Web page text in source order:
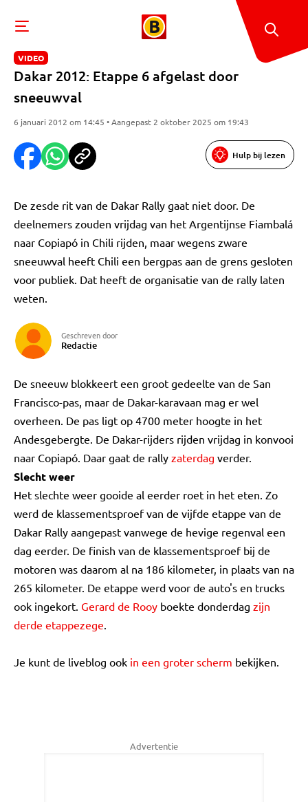
VIDEO
Dakar 2012: Etappe 6 afgelast door
sneeuwval
6 januari 2012 om 14:45 • Aangepast 2 oktober 2025 om 19:43
Hulp bij lezen
De zesde rit van de Dakar Rally gaat niet door. De
deelnemers zouden vrijdag van het Argentijnse Fiambalá
naar Copiapó in Chili rijden, maar wegens zware
sneeuwval heeft Chili een bergpas aan de grens gesloten
voor publiek. Dat heeft de organisatie van de rally laten
weten.
Geschreven door
Redactie
De sneeuw blokkeert een groot gedeelte van de San
Francisco-pas, maar de Dakar-karavaan mag er wel
overheen. De pas ligt op 4700 meter hoogte in het
Andesgebergte. De Dakar-rijders rijden vrijdag in konvooi
naar Copiapó. Daar gaat de rally zaterdag verder.
Slecht weer
Het slechte weer gooide al eerder roet in het eten. Zo
werd de klassementsproef van de vijfde etappe van de
Dakar Rally aangepast vanwege de hevige regenval een
dag eerder. De finish van de klassementsproef bij de
motoren was daarom al na 186 kilometer, in plaats van na
265 kilometer. De etappe werd voor de auto's en trucks
ook ingekort. Gerard de Rooy boekte donderdag zijn
derde etappezege.
Je kunt de liveblog ook in een groter scherm bekijken.
Advertentie